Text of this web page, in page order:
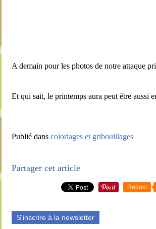
A demain pour les photos de notre attaque
Et qui sait, le printemps aura peut être aussi
Publié dans coloriages et gribouillages
Partager cet article
Repost
S'inscrire à la newsletter